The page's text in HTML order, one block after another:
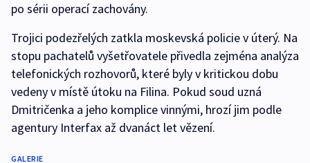
po sérii operací zachovány.
Trojici podezřelých zatkla moskevská policie v úterý. Na
stopu pachatelů vyšetřovatele přivedla zejména analýza
telefonických rozhovorů, které byly v kritickou dobu
vedeny v místě útoku na Filina. Pokud soud uzná
Dmitričenka a jeho komplice vinnými, hrozí jim podle
agentury Interfax až dvanáct let vězení.
GALERIE